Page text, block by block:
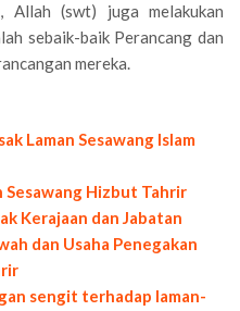
Allah (swt) juga melakukan
sebaik-baik Perancang dan
mereka.
Laman Sesawang Islam
Sesawang Hizbut Tahrir
Kerajaan dan Jabatan
dan Usaha Penegakan
sengit terhadap laman-